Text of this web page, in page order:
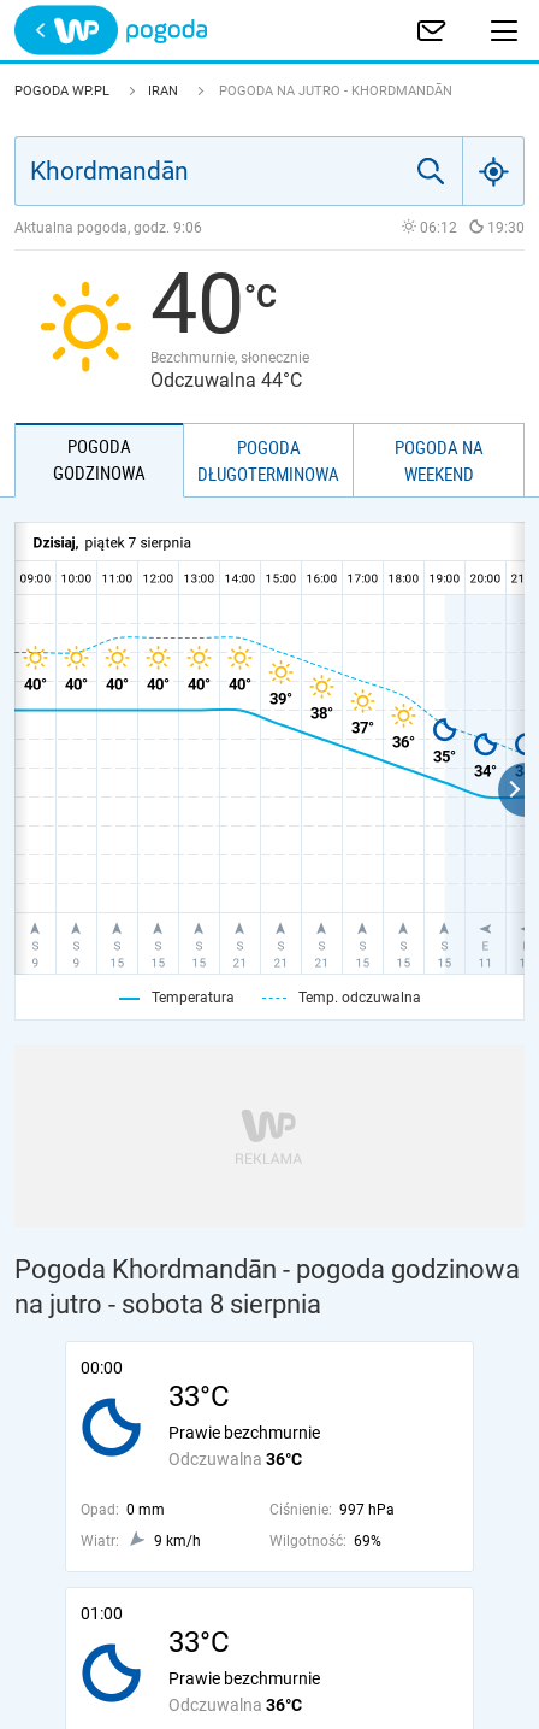
Trwa ładowanie
POLSKA
POGODA WP.PL IRAN POGODA NA JUTRO - KHORDMANDĀN
Aktualna pogoda, godz. 9:06 06:12 19:30
40
Bezchmurnie, słonecznie
Odczuwalna 44°C
POGODA
GODZINOWA
POGODA
DŁUGOTERMINOWA
POGODA NA
WEEKEND
Temperatura Temp. odczuwalna
Pogoda Khordmandān - pogoda godzinowa
na jutro - sobota 8 sierpnia
00:00
33°C
Odczuwalna 36°C
Prawie bezchmurnie
Opad: 0 mm Ciśnienie: 997 hPa
Wiatr:
9 km/h Wilgotność: 69%
01:00
33°C
Odczuwalna 36°C
Prawie bezchmurnie